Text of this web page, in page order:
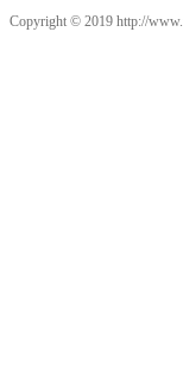
Copyright © 2019 http://